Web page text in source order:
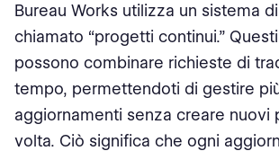
Bureau Works utilizza un sistema
chiamato “progetti continui.”
possono combinare richieste di
tempo, permettendoti di gestire
aggiornamenti senza creare nuovi
volta. Ciò significa che ogni